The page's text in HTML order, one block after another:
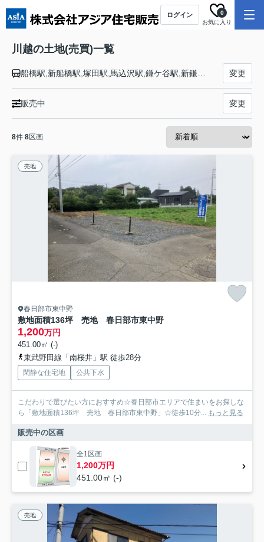
ログイン
お気に入り
0
川越の土地(売買)一覧
変更
販売中 変更
8件 8区画
売地
春日部市東中野
敷地面積136坪 売地 春日部市東中野
1,200万円
451.00㎡ (-)
東武野田線「南桜井」駅 徒歩28分
閑静な住宅地 公共下水
こだわりで選びたい方におすすめ☆春日部市エリアで住まいをお探しな
ら「敷地面積136坪 売地 春日部市東中野」☆徒歩10分... もっと見る
販売中の区画
全1区画
1,200万円
451.00㎡ (-)
売地